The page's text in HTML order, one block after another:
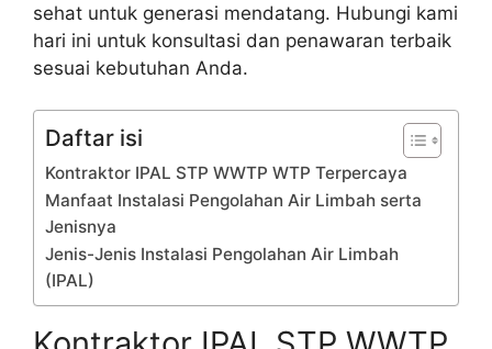
sehat untuk generasi mendatang. Hubungi kami
hari ini untuk konsultasi dan penawaran terbaik
sesuai kebutuhan Anda.
Daftar isi
Kontraktor IPAL STP WWTP WTP Terpercaya
Manfaat Instalasi Pengolahan Air Limbah serta
Jenisnya
Jenis-Jenis Instalasi Pengolahan Air Limbah
(IPAL)